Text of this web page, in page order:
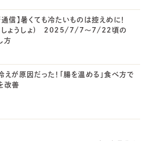
通信】暑くても冷たいものは控えめに！
しょうしょ) 2025/7/7～7/22頃の
方
えが原因だった！「腸を温める」食べ方で
改善